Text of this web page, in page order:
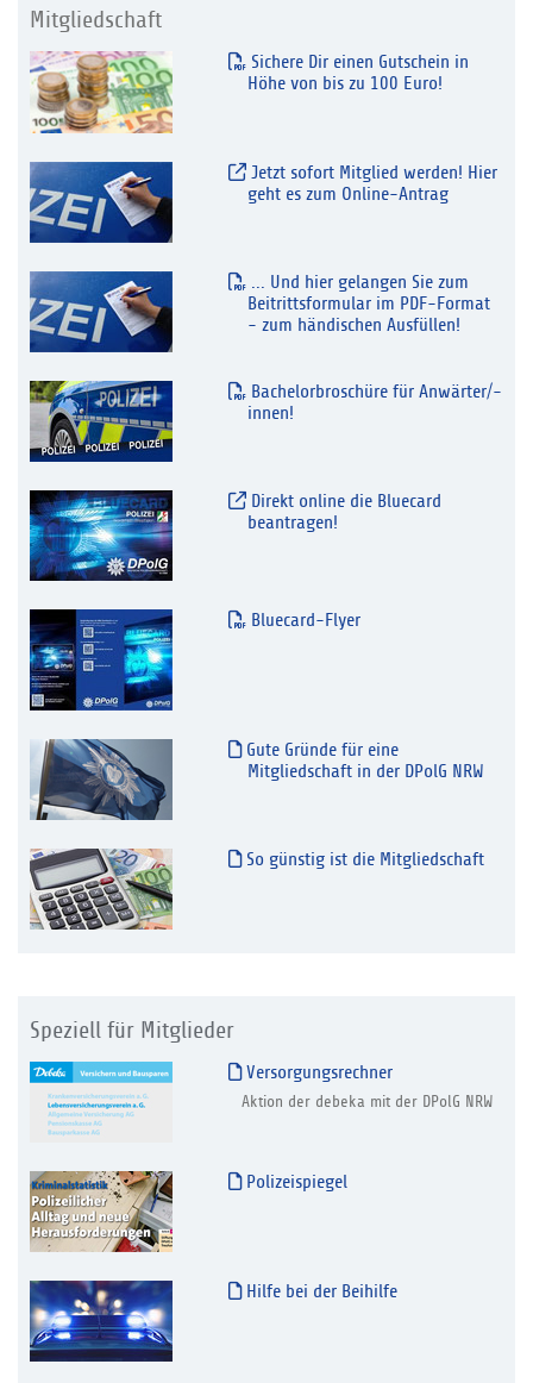
Mitgliedschaft
Sichere Dir einen Gutschein in
Höhe von bis zu 100 Euro!
Jetzt sofort Mitglied werden! Hier
geht es zum Online-Antrag
... Und hier gelangen Sie zum
Beitrittsformular im PDF-Format
- zum händischen Ausfüllen!
Bachelorbroschüre für Anwärter/-
innen!
Direkt online die Bluecard
beantragen!
Bluecard-Flyer
Gute Gründe für eine
Mitgliedschaft in der DPolG NRW
So günstig ist die Mitgliedschaft
Speziell für Mitglieder
Versorgungsrechner
Aktion der debeka mit der DPolG NRW
Polizeispiegel
Hilfe bei der Beihilfe